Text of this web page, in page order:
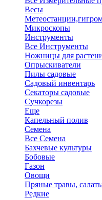
Весы
Микроскопы
Инструменты
Все Инструменты
Ножницы для
Опрыскиватели
Пилы садовые
Садовый инвентарь
Секаторы садовые
Сучкорезы
Еще
Капельный полив
Семена
Все Семена
Бахчевые культуры
Бобовые
Газон
Овощи
Пряные травы,
Редкие